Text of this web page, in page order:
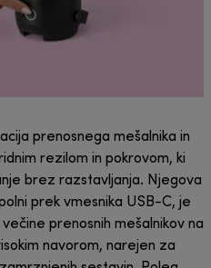
prenosnega mešalnika in
rezilom in pokrovom, ki
brez razstavljanja. Njegova
prek vmesnika USB-C, je
prenosnih mešalnikov na
navorom, narejen za